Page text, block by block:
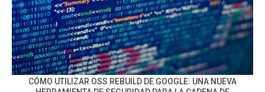
CÓMO UTILIZAR OSS REBUILD DE GOOGLE: UNA NUEVA